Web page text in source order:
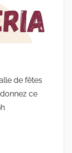
de fêtes
ce